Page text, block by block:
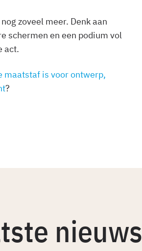
zoveel meer. Denk aan
schermen en een podium vol
act.
maatstaf is voor ontwerp,
?
nieuws